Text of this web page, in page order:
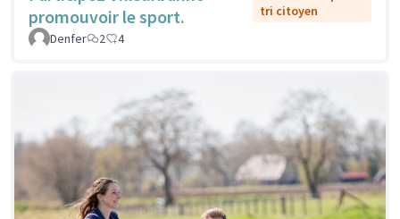
promouvoir le sport.
tri citoyen
Denfer
2 4